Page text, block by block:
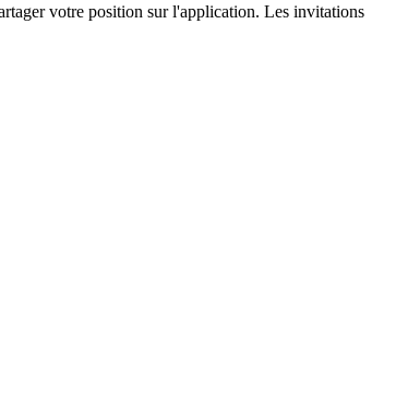
votre position sur l'application. Les invitations